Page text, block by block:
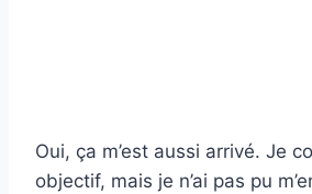
Oui, ça m’est aussi arrivé. Je
objectif, mais je n’ai pas pu